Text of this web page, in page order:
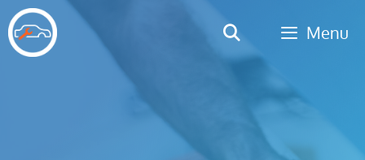
Hop
til
indhold
Menu